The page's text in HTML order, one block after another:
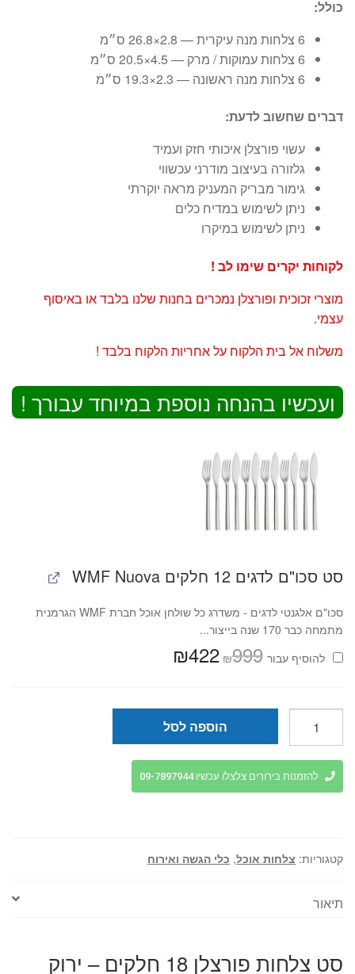
כולל:
‎6 צלחות מנה עיקרית — ‎26.8×2.8 ס״מ
‎6 צלחות עמוקות / מרק — ‎20.5×4.5 ס״מ
‎6 צלחות מנה ראשונה — ‎19.3×2.3 ס״מ
דברים שחשוב לדעת:
עשוי פורצלן איכותי חזק ועמיד
גלזורה בעיצוב מודרני עכשווי
גימור מבריק המעניק מראה יוקרתי
ניתן לשימוש במדיח כלים
ניתן לשימוש במיקרו
לקוחות יקרים שימו לב !
מוצרי זכוכית ופורצלן נמכרים בחנות שלנו בלבד או באיסוף
עצמי.
משלוח אל בית הלקוח על אחריות הלקוח בלבד !
ועכשיו בהנחה נוספת במיוחד עבורך !
סט סכו"ם לדגים 12 חלקים WMF Nuova
סכו"ם אלגנטי לדגים - משדרג כל שולחן אוכל חברת WMF הגרמנית
מתמחה כבר 170 שנה בייצור...
להוסיף⁦⁩ עבור
₪999 המחיר
המקורי₪422
סט
צלחות
פורצלן
-
הוספה לסל
להזמנות בירורים צלצלו עכשיו 09-7897944
קטגוריות: צלחות אוכל, כלי הגשה ואירוח
תיאור
סט צלחות פורצלן 18 חלקים – ירוק